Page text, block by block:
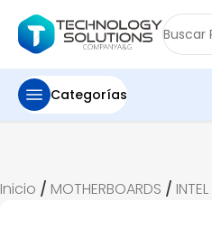
Categorías
Inicio / MOTHERBOARDS / INTEL